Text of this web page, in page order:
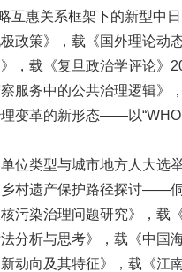
互惠关系框架下的新型中
政策》，载《国外理论动
，载《复旦政治学评论》
服务中的公共治理逻辑》
变革的新形态——以
位类型与城市地方人大选
村遗产保护路径探讨——
污染治理问题研究》，载
分析与思考》，载《中国
动向及其特征》，载《江